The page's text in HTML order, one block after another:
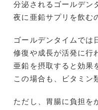
分泌されるゴールデン
夜に亜鉛サプリを飲む
ゴールデンタイムでは
修復や成長が活発に行
亜鉛を摂取すると効果
この場合も、ビタミン
ただし、胃腸に負担を